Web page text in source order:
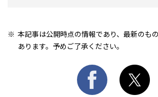
本記事は公開時点の情報であり、最新のも
あります。予めご了承ください。